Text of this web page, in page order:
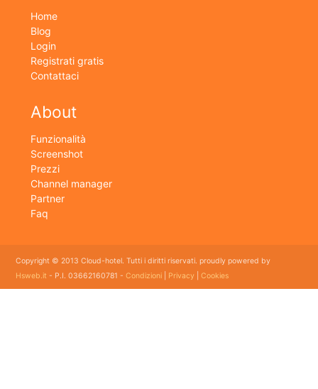
Home
Blog
Login
Registrati gratis
Contattaci
About
Funzionalità
Screenshot
Prezzi
Channel manager
Partner
Faq
Copyright © 2013 Cloud-hotel. Tutti i diritti riservati. proudly powered by
Hsweb.it - P.I. 03662160781 -Condizioni Privacy |Cookies